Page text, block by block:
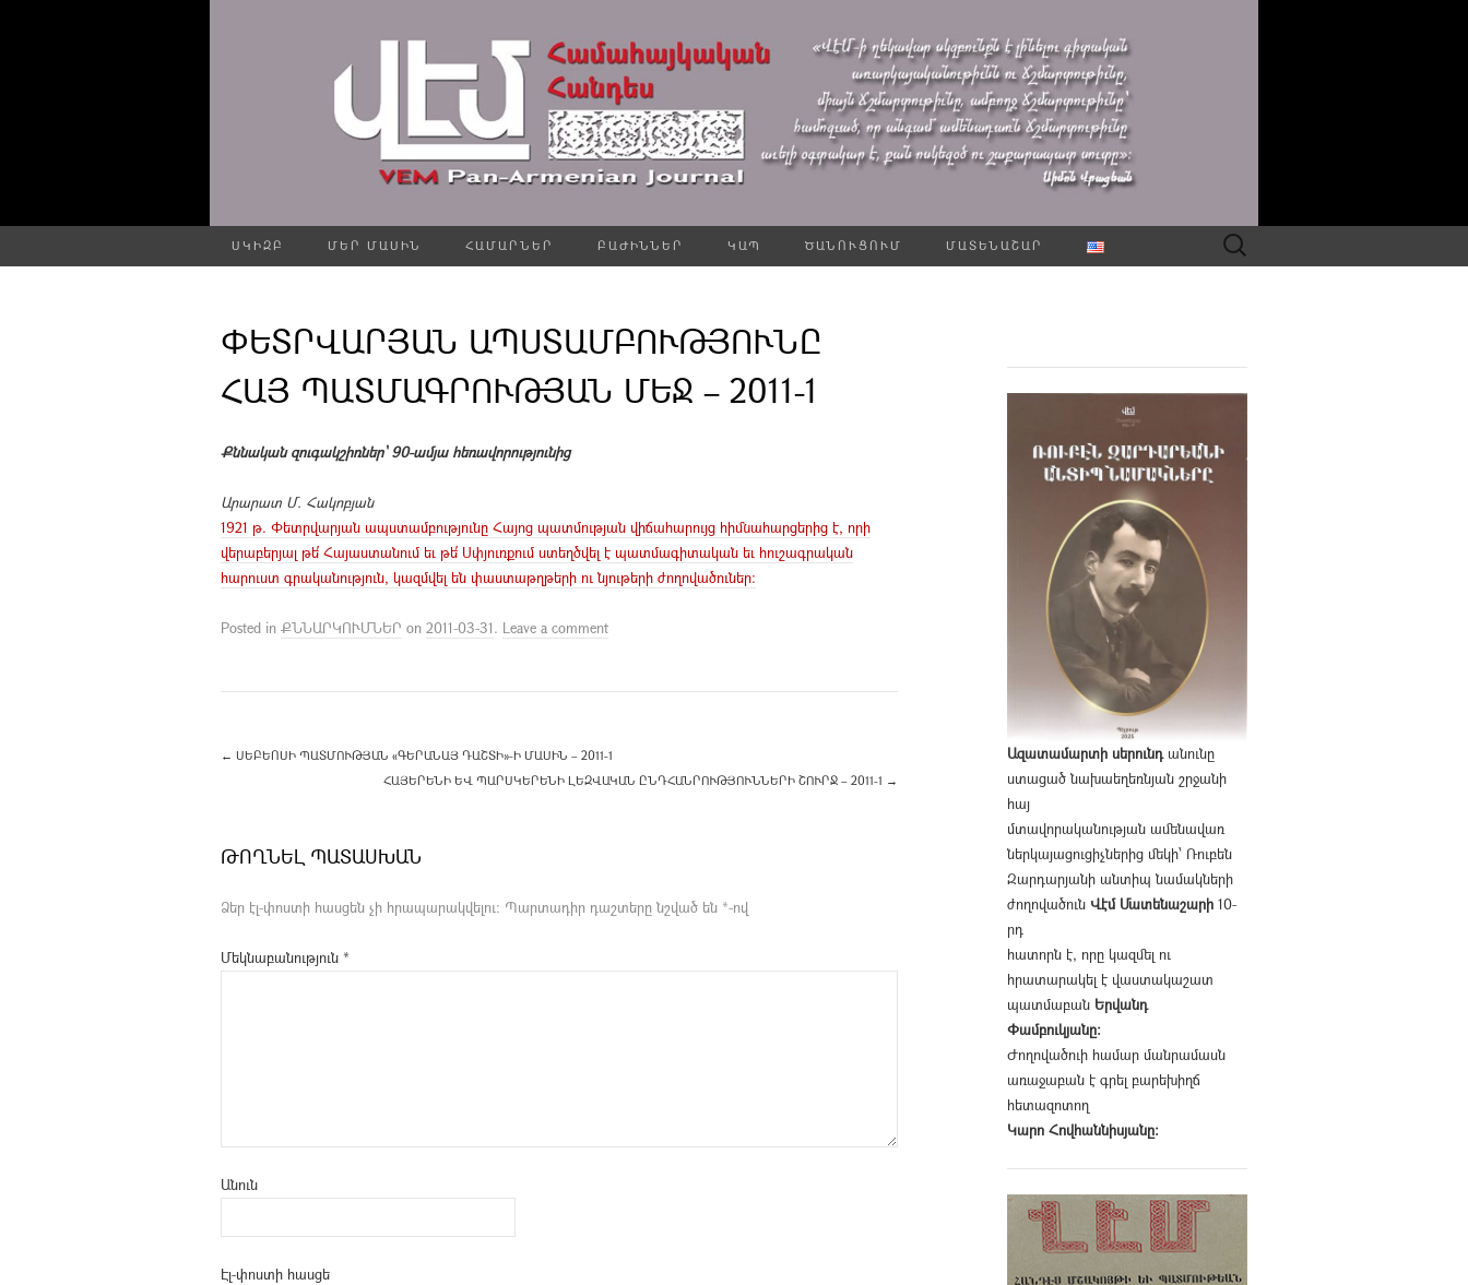
ՍԿԻԶԲ ՄԵՐ ՄԱՍԻՆ ՀԱՄԱՐՆԵՐ ԲԱԺԻՆՆԵՐ ԿԱՊ ԾԱՆՈՒՑՈՒՄ ՄԱՏԵՆԱՇԱՐ Որոնել՝
ՓԵՏՐՎԱՐՅԱՆ ԱՊՍՏԱՄԲՈՒԹՅՈՒՆԸ
ՀԱՅ ՊԱՏՄԱԳՐՈՒԹՅԱՆ ՄԵՋ – 2011-1
Քննական զուգակշիռներ՝ 90-ամյա հեռավորությունից
Արարատ Մ. Հակոբյան
1921 թ. Փետրվարյան ապստամբությունը Հայոց պատմության վիճահարույց հիմնահարցերից է, որի
վերաբերյալ թե՛ Հայաստանում եւ թե՛ Սփյուռքում ստեղծվել է պատմագիտական եւ հուշագրական
հարուստ գրականություն, կազմվել են փաստաթղթերի ու նյութերի ժողովածուներ:
Posted in ՔՆՆԱՐԿՈՒՄՆԵՐ on 2011-03-31. Leave a comment
← ՍԵԲԵՈՍԻ ՊԱՏՄՈՒԹՅԱՆ «ԳԵՐԱՆԱՅ ԴԱՇՏԻ»-Ի ՄԱՍԻՆ – 2011-1
ՀԱՅԵՐԵՆԻ ԵՎ ՊԱՐՍԿԵՐԵՆԻ ԼԵԶՎԱԿԱՆ ԸՆԴՀԱՆՐՈՒԹՅՈՒՆՆԵՐԻ ՇՈՒՐՋ – 2011-1 →
ԹՈՂՆԵԼ ՊԱՏԱՍԽԱՆ
Ձեր էլ-փոստի հասցեն չի հրապարակվելու։ Պարտադիր դաշտերը նշված են *-ով
Մեկնաբանություն *
Անուն
Էլ-փոստի հասցե
Ազատամարտի սերունդանունը
ստացած նախաեղեռնյան շրջանի
հայ
մտավորականության ամենավառ
ներկայացուցիչներից մեկի՝ Ռուբեն
Զարդարյանի անտիպ նամակների
ժողովածուն Վէմ Մատենաշարի 10-
րդ
հատորն է, որը կազմել ու
հրատարակել է վաստակաշատ
պատմաբան Երվանդ
Փամբուկյանը։
Ժողովածուի համար մանրամասն
առաջաբան է գրել բարեխիղճ
հետազոտող
Կարո Հովհաննիսյանը։